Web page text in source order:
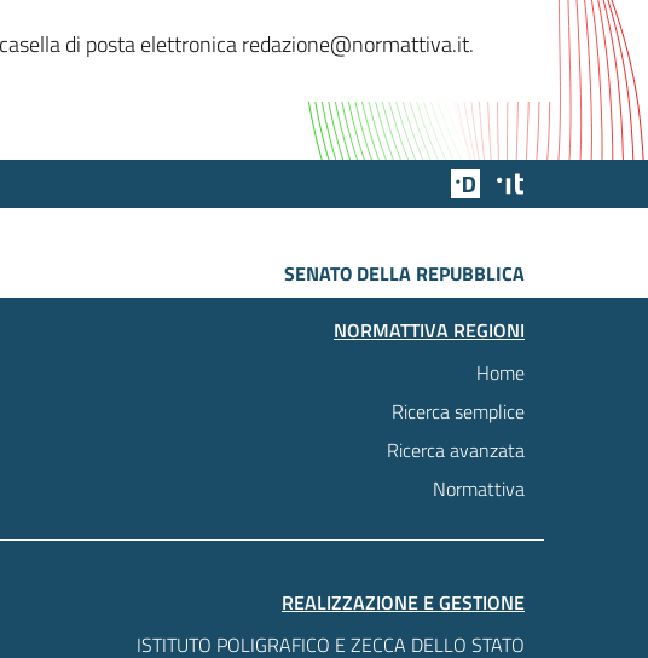
di posta elettronica redazione@normattiva.it.
Team Digitale
SENATO DELLA REPUBBLICA
NORMATTIVA REGIONI
Home
Ricerca semplice
Ricerca avanzata
Normattiva
REALIZZAZIONE E GESTIONE
ISTITUTO POLIGRAFICO E ZECCA DELLO STATO